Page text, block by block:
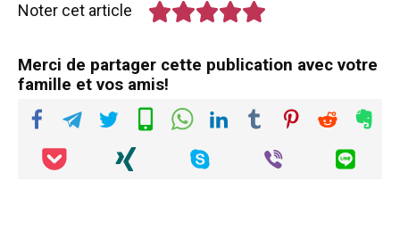
Noter cet article
Merci de partager cette publication avec votre
famille et vos amis!